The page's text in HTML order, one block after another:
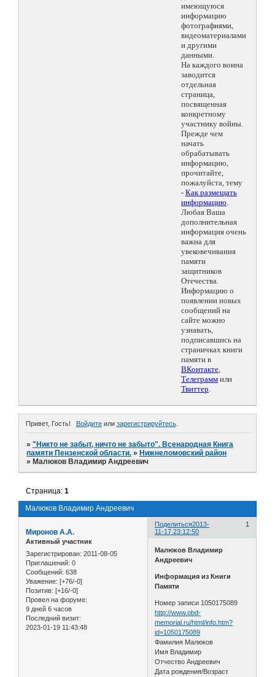
имеющуюся
информацию
фотографиями,
видеоматериалами
и другими
данными.
На каждого воина
заводится
отдельная
страница,
посвященная
конкретному
участнику войны.
Прежде чем
начать
обрабатывать
информацию,
прочитайте,
пожалуйста, тему
- Как размещать
информацию.
Любая Ваша
дополнительная
информация очень
важна для
увековечивания
памяти
защитников
Отечества.
Информацию о
появлении новых
сообщений на
сайте можно
узнавать,
подписавшись на
страничках книги
памяти в
ВКонтакте,
Телеграмм или
Твиттер.
Привет, Гость! Войдитеили зарегистрируйтесь.
»"Никто не забыт, ничто не забыто". Всенародная Книга
памяти Пензенской области. » Нижнеломовский район
» Малюков Владимир Андреевич
Малюков Владимир Андреевич
Страница:1
Поделиться 1
2013-
11-17 23:12:50
Миронов А.А.
Активный участник
Зарегистрирован: 2011-08-05
Приглашений: 0
Сообщений: 638
Уважение: [+76/-0]
Позитив: [+16/-0]
Провел на форуме:
9 дней 6 часов
Последний визит:
2023-01-19 11:43:48
Малюков Владимир
Андреевич
Информация из Книги
Памяти
Номер записи 1050175089
http://www.obd-
memorial.ru/html/info.htm?
id=1050175089
Фамилия Малюков
Имя Владимир
Отчество Андреевич
Дата рождения/Возраст